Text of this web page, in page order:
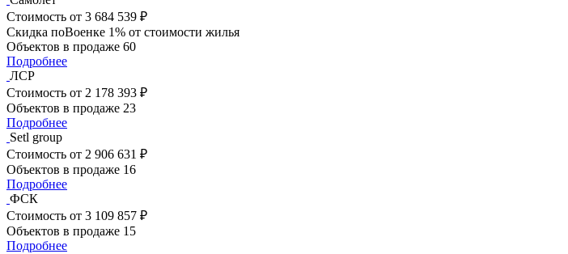
Стоимость от 3 684 539 ₽
Скидка поВоенке 1% от стоимости жилья
Объектов в продаже 60
Подробнее
ЛСР
Стоимость от 2 178 393 ₽
Объектов в продаже 23
Подробнее
Setl group
Стоимость от 2 906 631 ₽
Объектов в продаже 16
Подробнее
ФСК
Стоимость от 3 109 857 ₽
Объектов в продаже 15
Подробнее